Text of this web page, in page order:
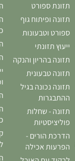
תזונת ספורט
תזונה ופיתוח גוף
ספורט וטבעונות
ייעוץ תזונתי
תזונה בהריון והנקה
תזונה טבעונית
תזונה נכונה בגיל
ההתבגרות
תזונה - שחלות
פוליציסטיות
הדרכת הורים -
הפרעות אכילה